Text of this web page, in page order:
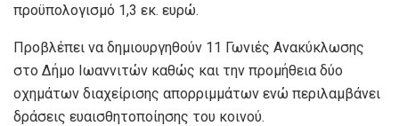
προϋπολογισμό 1,3 εκ. ευρώ.
Προβλέπει να δημιουργηθούν 11 Γωνιές Ανακύκλωσης
στο Δήμο Ιωαννιτών καθώς και την προμήθεια δύο
οχημάτων διαχείρισης απορριμμάτων ενώ περιλαμβάνει
δράσεις ευαισθητοποίησης του κοινού.